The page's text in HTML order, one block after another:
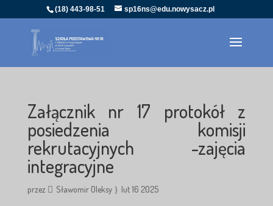
(18) 443-98-51 sp16ns@edu.nowysacz.pl
Załącznik nr 17 protokół z
posiedzenia komisji
rekrutacyjnych -zajęcia
integracyjne
przez Sławomir Oleksy lut 16 2025